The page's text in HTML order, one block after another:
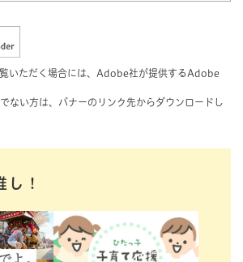
いただく場合には、Adobe社が提供するAdobe
ない方は、バナーのリンク先からダウンロードし
し！